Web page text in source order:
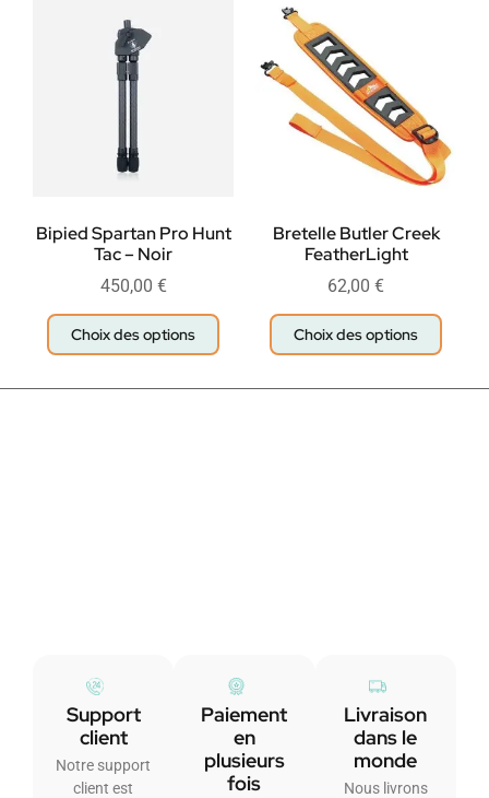
Bipied Spartan Pro Hunt
Tac – Noir
450,00 €
Choix des options
Bretelle Butler Creek
FeatherLight
62,00 €
Choix des options
Support
client
Notre support
client est
Paiement
en
plusieurs
fois
Livraison
dans le
monde
Nous livrons